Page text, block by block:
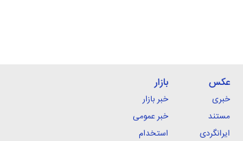
عکس
خبری
مستند
ایرانگردی
بازار
خبر بازار
خبر عمومی
استخدام